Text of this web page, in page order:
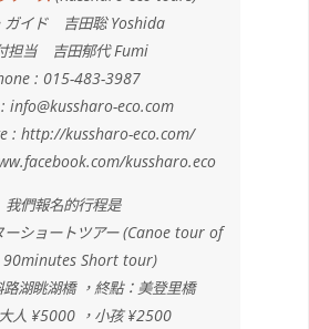
ガイド 吉田聡 Yoshida
担当 吉田郁代 Fumi
: 015-483-3987
info@kussharo-eco.com
: http://kussharo-eco.com/
kussharo.eco
我們報名的行程是
ーショートツアー (Canoe tour of
90minutes Short tour)
湖眺湖橋 ，終點：美登里橋
人 ¥5000 ，小孩 ¥2500